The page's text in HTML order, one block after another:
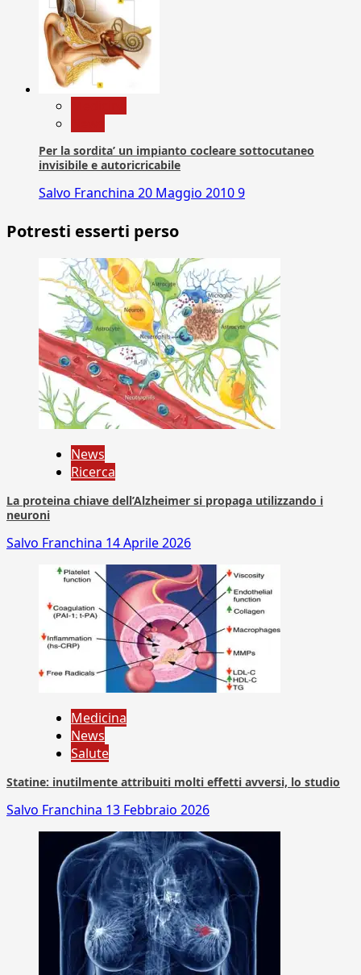
Per la sordita’ un impianto cocleare sottocutaneo
invisibile e autoricricabile
Salvo Franchina 20 Maggio 20109
Potresti esserti perso
News
Ricerca
La proteina chiave dell’Alzheimer si propaga utilizzando i
neuroni
Salvo Franchina 14 Aprile 2026
Medicina
News
Salute
Statine: inutilmente attribuiti molti effetti avversi, lo studio
Salvo Franchina 13 Febbraio 2026